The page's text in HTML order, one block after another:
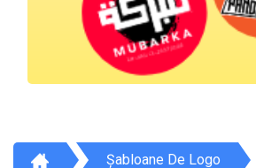
Șabloane De Logo